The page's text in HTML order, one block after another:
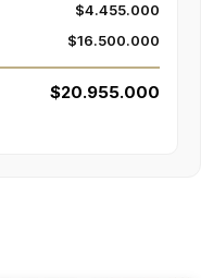
$4.455.000
$16.500.000
$20.955.000